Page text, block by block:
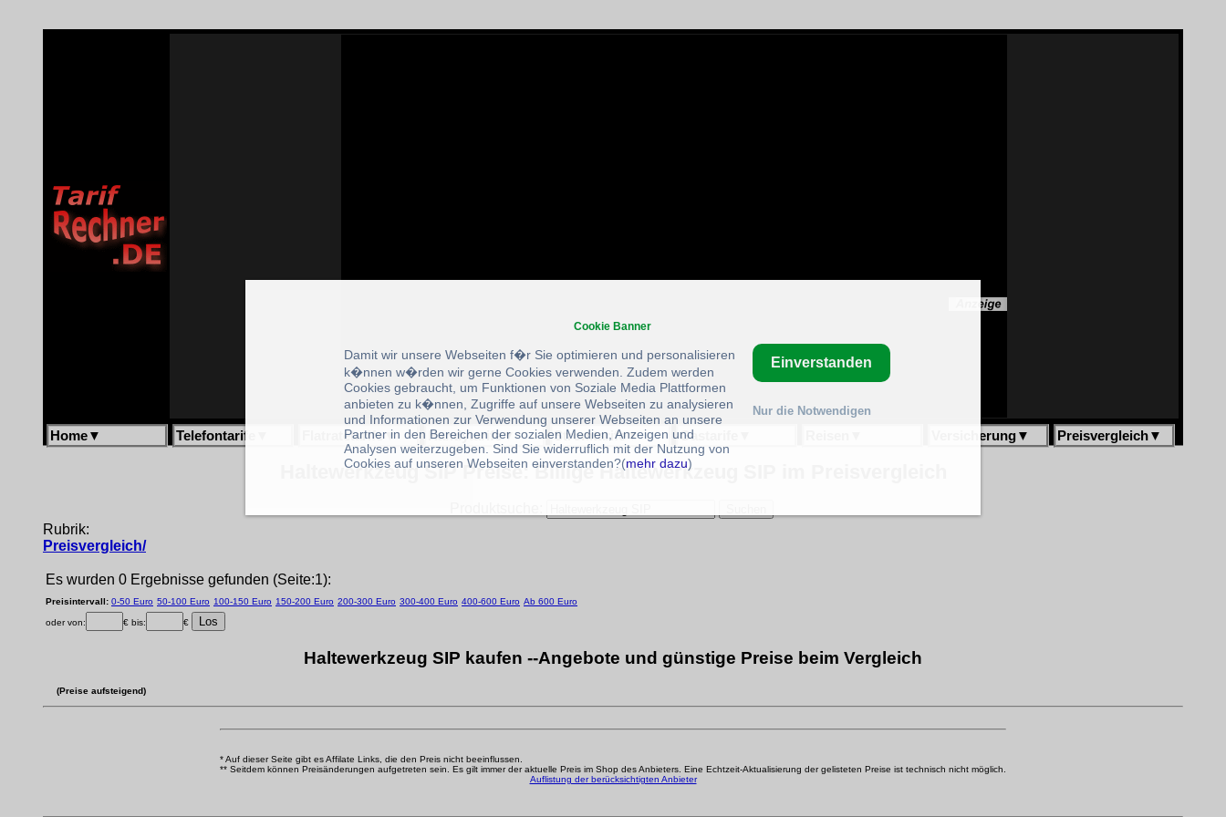
Home▼ Telefontarife Flatratetarife▼ Handytarife▼ Stromtarife▼ Gastarife Versicherung▼ Preisvergleich▼
Haltewerkzeug SIP Preise: Billige Haltewerkzeug SIP im Preisvergleich
Rubrik:
Preisvergleich/
Es wurden 0 Ergebnisse gefunden (Seite:1):
Preisintervall: 0-50 Euro 50-100 Euro 100-150 Euro 150-200 Euro 200-300 Euro 300-400 Euro 400-600 Euro Ab 600 Euro
oder von: € bis: €
Haltewerkzeug SIP kaufen --Angebote und günstige Preise beim Vergleich
(Preise aufsteigend)
* Auf dieser Seite gibt es Affilate Links, die den Preis nicht beeinflussen.
** Seitdem können Preisänderungen aufgetreten sein. Es gilt immer der aktuelle Preis im Shop des Anbieters. Eine Echtzeit-Aktualisierung der gelisteten Preise ist technisch nicht möglich.
Auflistung der berücksichtigten Anbieter
Cookie Banner
Damit wir unsere Webseiten f�r Sie optimieren und personalisieren
k�nnen w�rden wir gerne Cookies verwenden. Zudem werden
Cookies gebraucht, um Funktionen von Soziale Media Plattformen
anbieten zu k�nnen, Zugriffe auf unsere Webseiten zu analysieren
und Informationen zur Verwendung unserer Webseiten an unsere
Partner in den Bereichen der sozialen Medien, Anzeigen und
Analysen weiterzugeben. Sind Sie widerruflich mit der Nutzung von
Cookies auf unseren Webseiten einverstanden?(mehr dazu)
Einverstanden
Nur die Notwendigen